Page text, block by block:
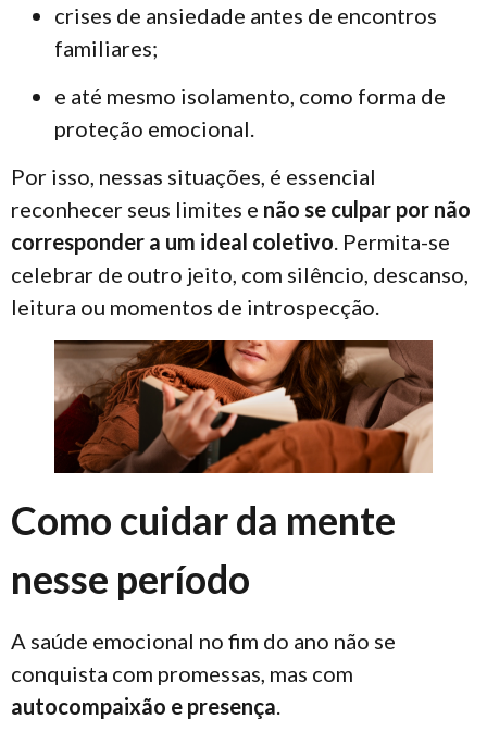
crises de ansiedade antes de encontros
familiares;
e até mesmo isolamento, como forma de
proteção emocional.
Por isso, nessas situações, é essencial
reconhecer seus limites e não se culpar por não
corresponder a um ideal coletivo. Permita-se
celebrar de outro jeito, com silêncio, descanso,
leitura ou momentos de introspecção.
Como cuidar da mente
nesse período
A saúde emocional no fim do ano não se
conquista com promessas, mas com
autocompaixão e presença